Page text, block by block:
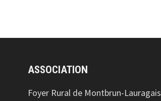
ASSOCIATION
Foyer Rural de Montbrun-Lauragais